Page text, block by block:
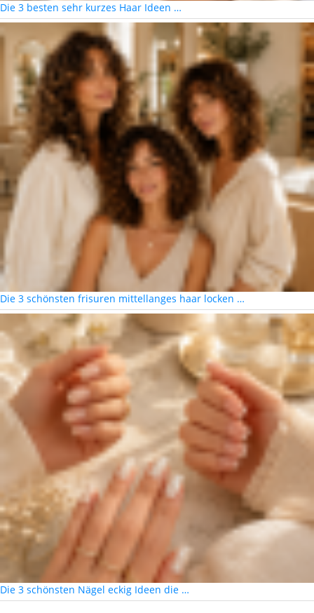
Die 3 besten sehr kurzes Haar Ideen …
Die 3 schönsten frisuren mittellanges haar locken …
Die 3 schönsten Nägel eckig Ideen die …